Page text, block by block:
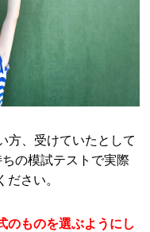
方、受けていたとして
の模試テストで実際
さい。
のものを選ぶようにし